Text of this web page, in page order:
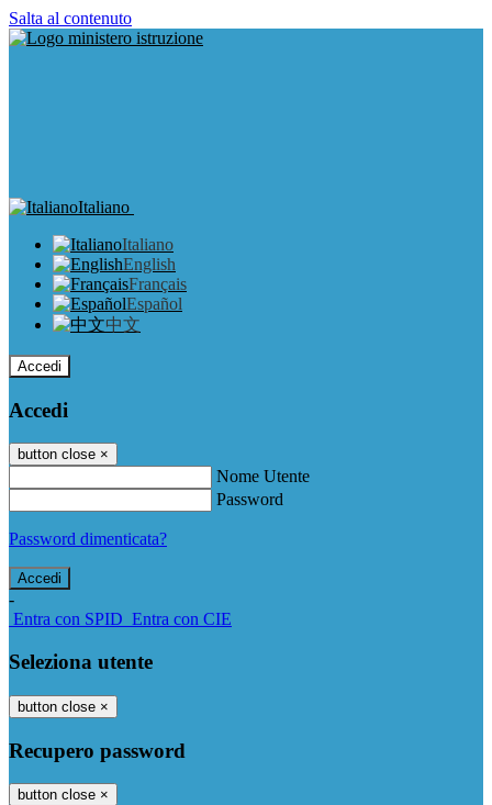
Salta al contenuto
Italiano
Italiano
English
Français
Español
中文
Accedi
Accedi
button close ×
Nome Utente
Password
Password dimenticata?
-
Entra con SPID Entra con CIE
Seleziona utente
button close ×
Recupero password
button close ×